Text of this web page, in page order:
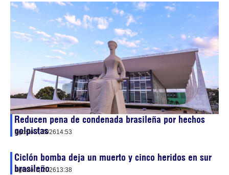
Reducen pena de condenada brasileña por hechos
golpistas
agosto 7, 202614:53
Ciclón bomba deja un muerto y cinco heridos en sur
brasileño
agosto 7, 202613:38